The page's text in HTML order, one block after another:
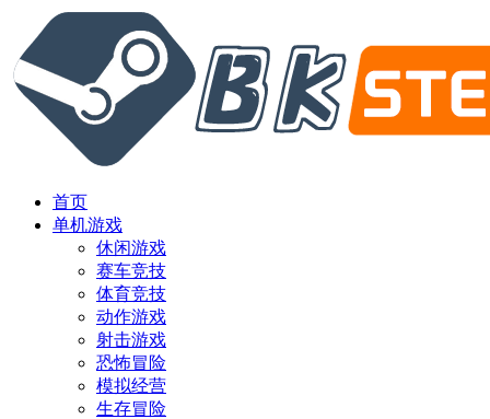
首页
单机游戏
休闲游戏
赛车竞技
体育竞技
动作游戏
射击游戏
恐怖冒险
模拟经营
生存冒险